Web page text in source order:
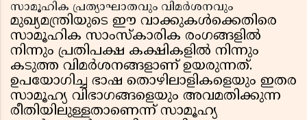
സാമൂഹിക പ്രത്യാഘാതവും വിമർശനവും
മുഖ്യമന്ത്രിയുടെ ഈ വാക്കുകൾക്കെതിരെ
സാമൂഹിക സാംസ്കാരിക രംഗങ്ങളിൽ
നിന്നും പ്രതിപക്ഷ കക്ഷികളിൽ നിന്നും
കടുത്ത വിമർശനങ്ങളാണ് ഉയരുന്നത്.
ഉപയോഗിച്ച ഭാഷ തൊഴിലാളികളെയും ഇതര
സാമൂഹ്യ വിഭാഗങ്ങളെയും അവമതിക്കുന്ന
രീതിയിലുള്ളതാണെന്ന് സാമൂഹ്യ